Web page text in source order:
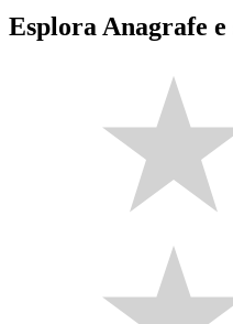
Esplora Anagrafe